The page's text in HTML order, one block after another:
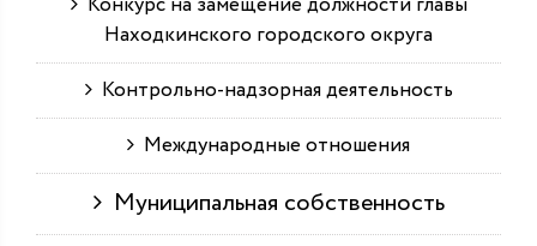
Находкинского городского округа
Контрольно-надзорная деятельность
Международные отношения
Муниципальная собственность